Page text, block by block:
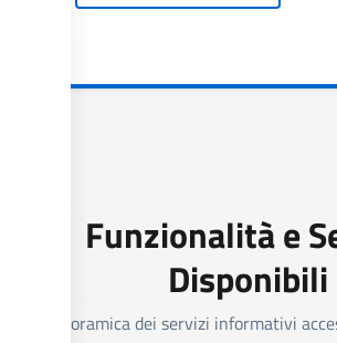
Funzionalità e
Disponibili
Panoramica dei servizi informativi